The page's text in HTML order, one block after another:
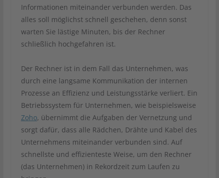
Informationen miteinander verbunden werden. Das
alles soll möglichst schnell geschehen, denn sonst
warten Sie lästige Minuten, bis der Rechner
schließlich hochgefahren ist.
Der Rechner ist in dem Fall das Unternehmen, was
durch eine langsame Kommunikation der internen
Prozesse an Effizienz und Leistungsstärke verliert. Ein
Betriebssystem für Unternehmen, wie beispielsweise
Zoho, übernimmt die Aufgaben der Vernetzung und
sorgt dafür, dass alle Rädchen, Drähte und Kabel des
Unternehmens miteinander verbunden sind. Auf
schnellste und effizienteste Weise, um den Rechner
(das Unternehmen) in Rekordzeit zum Laufen zu